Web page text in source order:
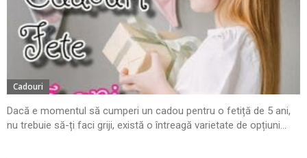
Cadouri
Dacă e momentul să cumperi un cadou pentru o fetiță de 5 ani,
nu trebuie să-ți faci griji, există o întreagă varietate de opțiuni...